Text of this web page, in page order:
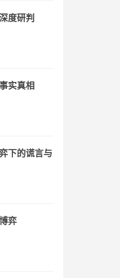
度研判
实真相
下的谎言与
弈